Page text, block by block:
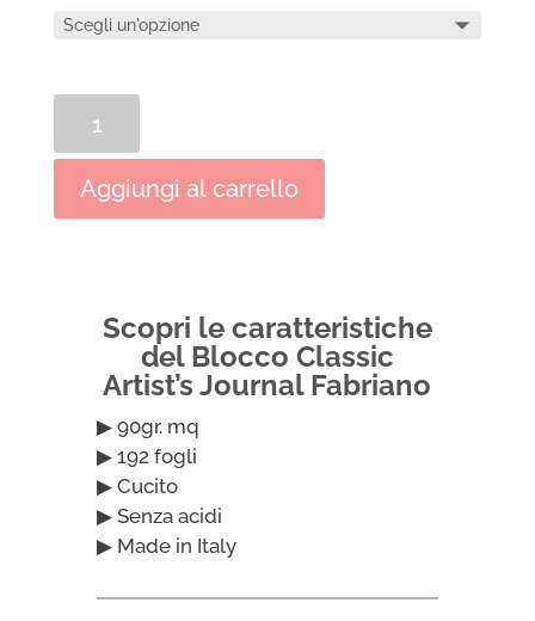
Classic
Artist's
Journal
Aggiungi al carrello
Scopri le caratteristiche
del Blocco Classic
Artist’s Journal Fabriano
▶ 90gr. mq
▶ 192 fogli
▶ Cucito
▶ Senza acidi
▶ Made in Italy